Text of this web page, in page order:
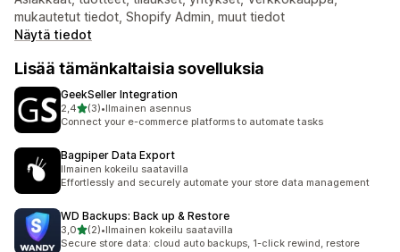
mukautetut tiedot, Shopify Admin, muut tiedot
Näytä tiedot
Lisää tämänkaltaisia sovelluksia
GeekSeller Integration
2,4/ 5 tähteä
(3)
3 arvostelua yhteensä
•Ilmainen asennus
Connect your e-commerce platforms to automate tasks
Bagpiper Data Export
Ilmainen kokeilu saatavilla
Effortlessly and securely automate your store data management
WD Backups: Back up & Restore
3,0/ 5 tähteä
(2)
2 arvostelua yhteensä
•Ilmainen kokeilu saatavilla
Secure store data: cloud auto backups, 1-click rewind, restore